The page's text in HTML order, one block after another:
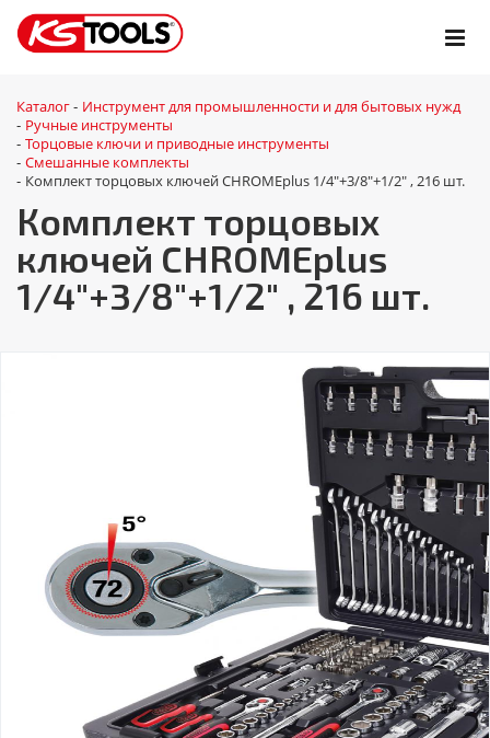
Каталог - Инструмент для промышленности и для бытовых нужд
- Ручные инструменты
- Торцовые ключи и приводные инструменты
- Смешанные комплекты
- Комплект торцовых ключей CHROMEplus 1/4"+3/8"+1/2" , 216 шт.
Комплект торцовых
ключей CHROMEplus
1/4"+3/8"+1/2" , 216 шт.